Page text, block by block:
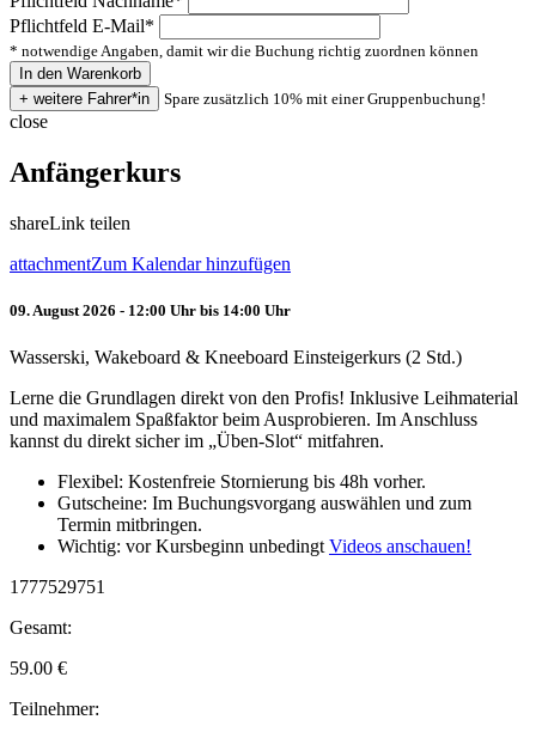
Pflichtfeld E-Mail*
* notwendige Angaben, damit wir die Buchung richtig zuordnen können
Spare zusätzlich 10% mit einer Gruppenbuchung!
close
Anfängerkurs
shareLink teilen
attachmentZum Kalendar hinzufügen
09. August 2026 - 12:00 Uhr bis 14:00 Uhr
Wasserski, Wakeboard & Kneeboard Einsteigerkurs (2 Std.)
Lerne die Grundlagen direkt von den Profis! Inklusive Leihmaterial
und maximalem Spaßfaktor beim Ausprobieren. Im Anschluss
kannst du direkt sicher im „Üben-Slot“ mitfahren.
Flexibel: Kostenfreie Stornierung bis 48h vorher.
Gutscheine: Im Buchungsvorgang auswählen und zum
Termin mitbringen.
Wichtig: vor Kursbeginn unbedingt Videos anschauen!
1777529751
Gesamt:
59.00 €
Teilnehmer: